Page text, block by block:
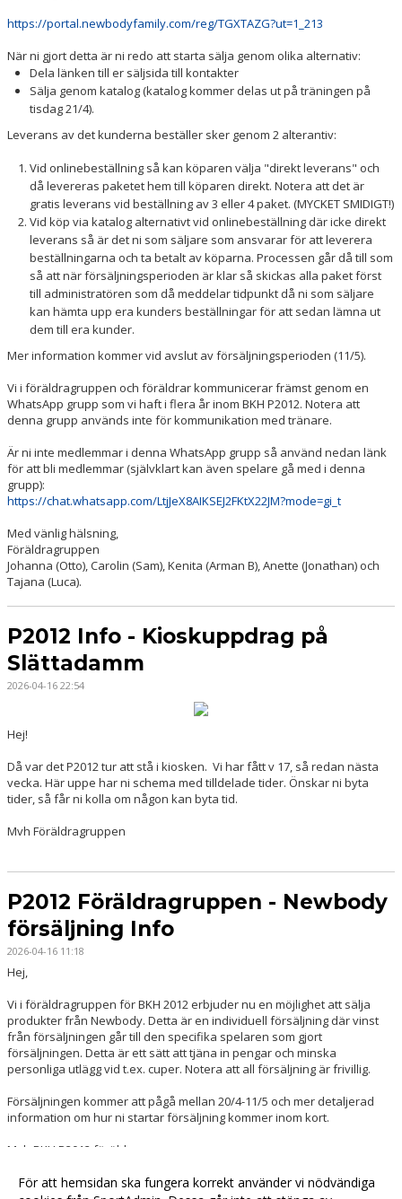
https://portal.newbodyfamily.com/reg/TGXTAZG?ut=1_213
När ni gjort detta är ni redo att starta sälja genom olika alternativ:
Dela länken till er säljsida till kontakter
Sälja genom katalog (katalog kommer delas ut på träningen på
tisdag 21/4).
Leverans av det kunderna beställer sker genom 2 alterantiv:
Vid onlinebeställning så kan köparen välja "direkt leverans" och
då levereras paketet hem till köparen direkt. Notera att det är
gratis leverans vid beställning av 3 eller 4 paket. (MYCKET SMIDIGT!)
Vid köp via katalog alternativt vid onlinebeställning där icke direkt
leverans så är det ni som säljare som ansvarar för att leverera
beställningarna och ta betalt av köparna. Processen går då till som
så att när försäljningsperioden är klar så skickas alla paket först
till administratören som då meddelar tidpunkt då ni som säljare
kan hämta upp era kunders beställningar för att sedan lämna ut
dem till era kunder.
Mer information kommer vid avslut av försäljningsperioden (11/5).
Vi i föräldragruppen och föräldrar kommunicerar främst genom en
WhatsApp grupp som vi haft i flera år inom BKH P2012. Notera att
denna grupp används inte för kommunikation med tränare.
Är ni inte medlemmar i denna WhatsApp grupp så använd nedan länk
för att bli medlemmar (självklart kan även spelare gå med i denna
grupp):
https://chat.whatsapp.com/LtjJeX8AIKSEJ2FKtX22JM?mode=gi_t
Med vänlig hälsning,
Föräldragruppen
Johanna (Otto), Carolin (Sam), Kenita (Arman B), Anette (Jonathan) och
Tajana (Luca).
P2012 Info - Kioskuppdrag på
Slättadamm
2026-04-16 22:54
Hej!
Då var det P2012 tur att stå i kiosken. Vi har fått v 17, så redan nästa
vecka. Här uppe har ni schema med tilldelade tider. Önskar ni byta
tider, så får ni kolla om någon kan byta tid.
Mvh Föräldragruppen
P2012 Föräldragruppen - Newbody
försäljning Info
2026-04-16 11:18
Hej,
Vi i föräldragruppen för BKH 2012 erbjuder nu en möjlighet att sälja
produkter från Newbody. Detta är en individuell försäljning där vinst
från försäljningen går till den specifika spelaren som gjort
försäljningen. Detta är ett sätt att tjäna in pengar och minska
personliga utlägg vid t.ex. cuper. Notera att all försäljning är frivillig.
Försäljningen kommer att pågå mellan 20/4-11/5 och mer detaljerad
information om hur ni startar försäljning kommer inom kort.
Mvh BKH P2012 föräldragrupp
(Jonathan).
För att hemsidan ska fungera korrekt använder vi nödvändiga